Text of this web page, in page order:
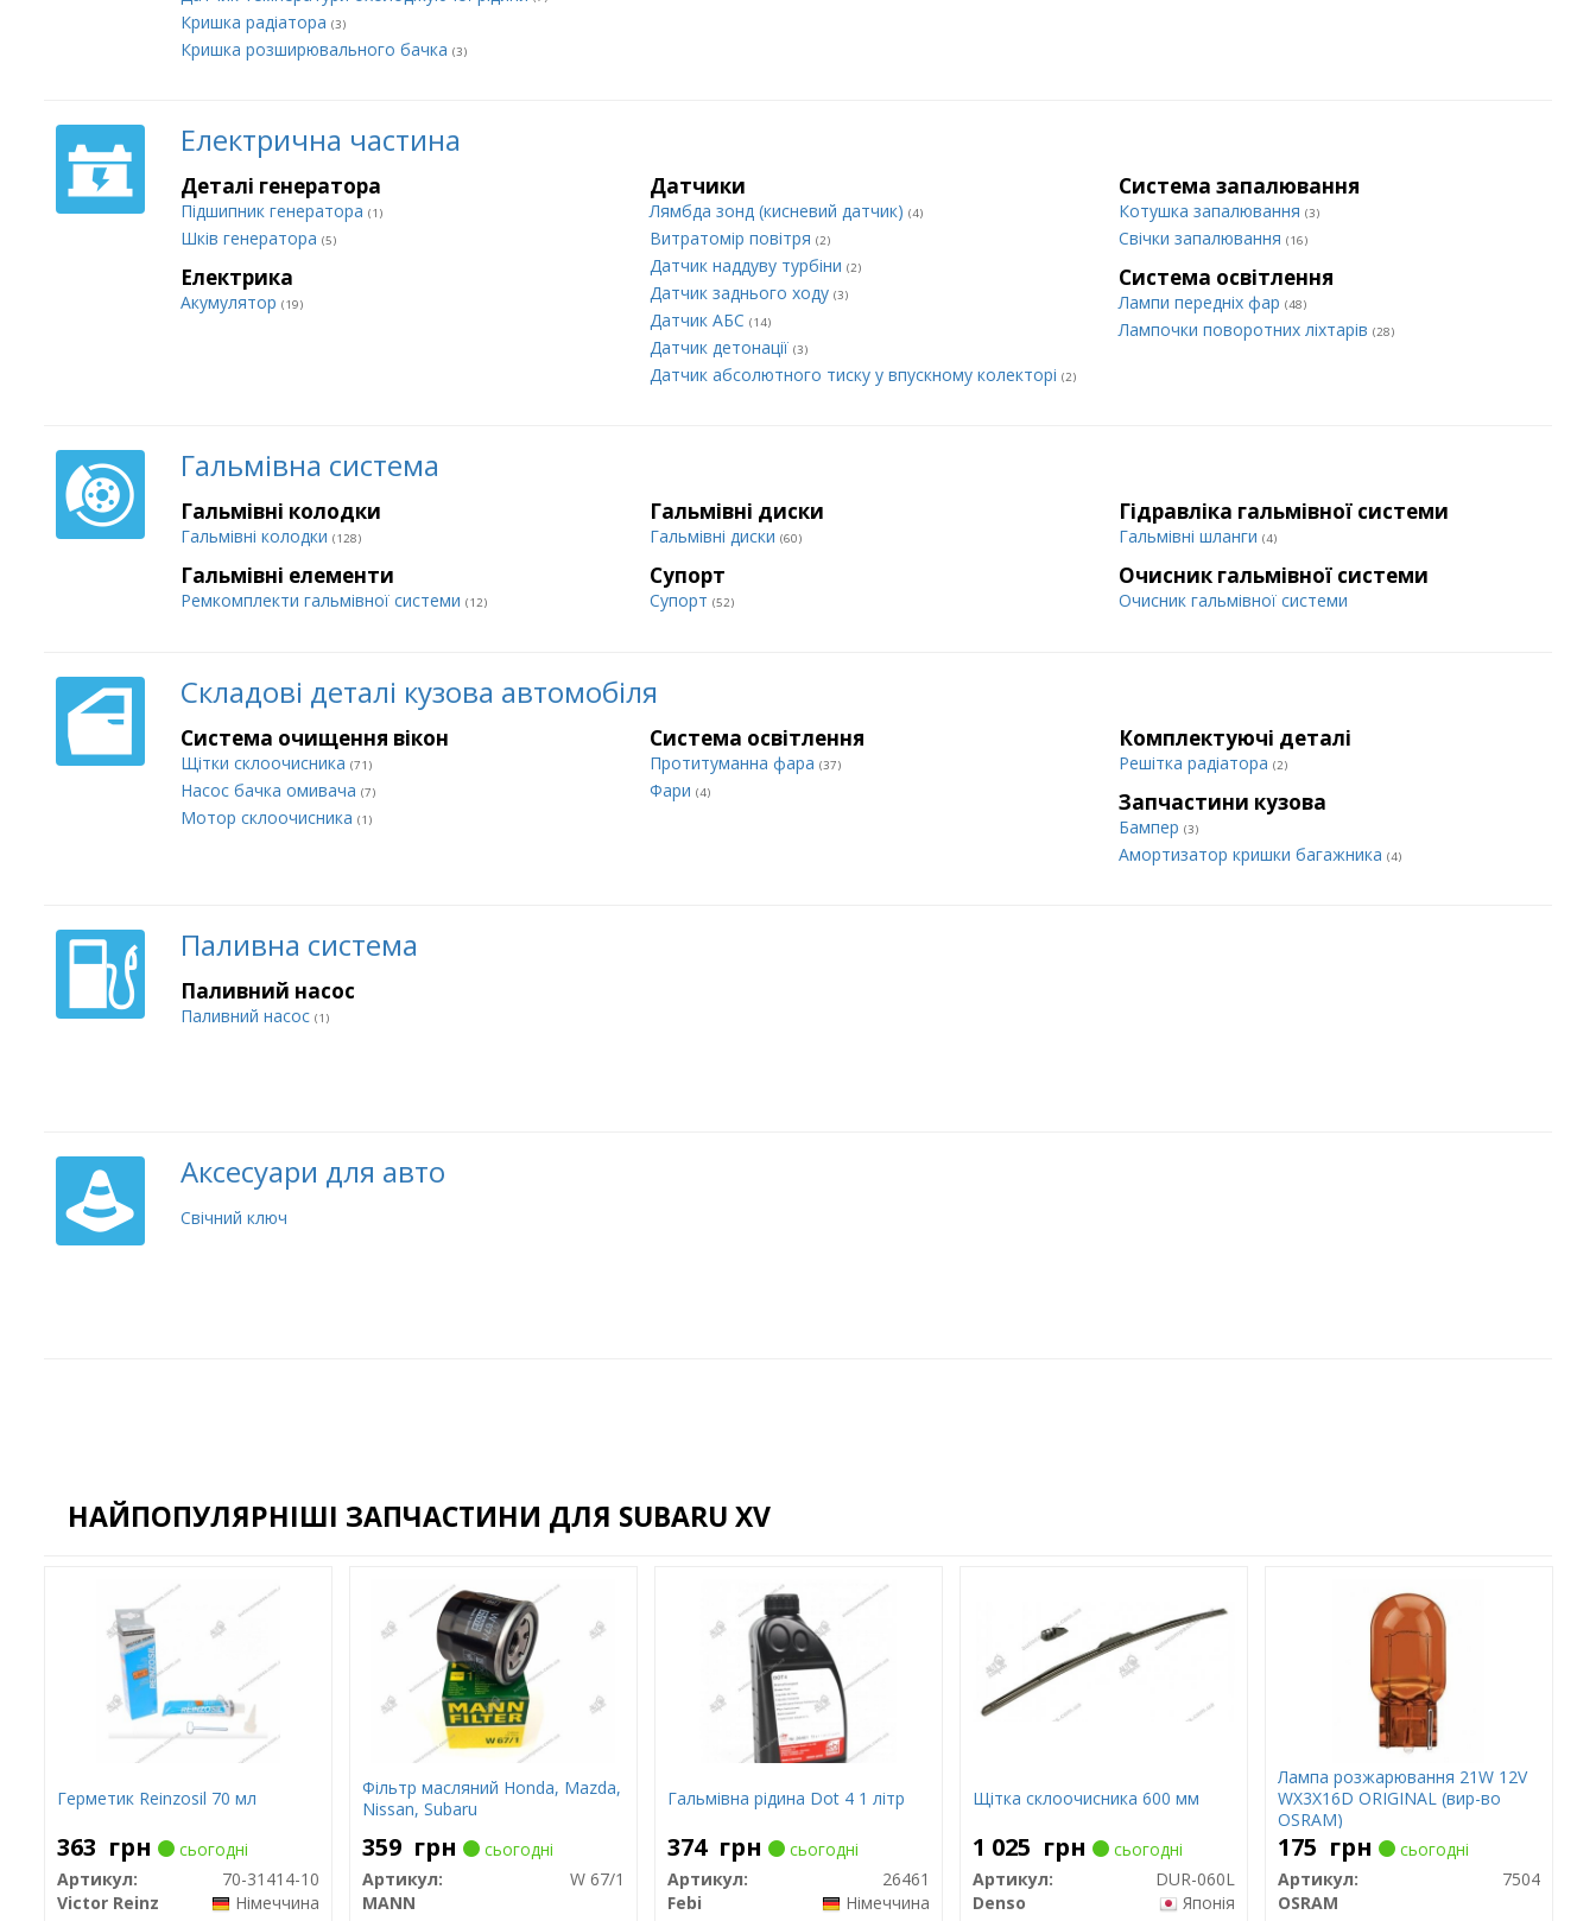
Кришка радіатора (3)
Кришка розширювального бачка (3)
Електрична частина
Деталі генератора
Підшипник генератора (1)
Шків генератора (5)
Датчики
Лямбда зонд (кисневий датчик) (4)
Витратомір повітря (2)
Датчик наддуву турбіни (2)
Датчик заднього ходу (3)
Датчик АБС (14)
Датчик детонації (3)
Датчик абсолютного тиску у впускному колекторі (2)
Система запалювання
Котушка запалювання (3)
Свічки запалювання (16)
Електрика
Акумулятор (19)
Система освітлення
Лампи передніх фар (48)
Лампочки поворотних ліхтарів (28)
Гальмівна система
Гальмівні колодки
Гальмівні колодки (128)
Гальмівні диски
Гальмівні диски (60)
Гідравліка гальмівної системи
Гальмівні шланги (4)
Гальмівні елементи
Ремкомплекти гальмівної системи (12)
Супорт
Супорт (52)
Очисник гальмівної системи
Очисник гальмівної системи
Складові деталі кузова автомобіля
Система очищення вікон
Щітки склоочисника (71)
Насос бачка омивача (7)
Мотор склоочисника (1)
Система освітлення
Протитуманна фара (37)
Фари (4)
Комплектуючі деталі
Решітка радіатора (2)
Запчастини кузова
Бампер (3)
Амортизатор кришки багажника (4)
Паливна система
Паливний насос
Паливний насос (1)
Аксесуари для авто
Свічний ключ
НАЙПОПУЛЯРНІШІ ЗАПЧАСТИНИ ДЛЯ SUBARU XV
Герметик Reinzosil 70 мл
363 грн
сьогодні
Артикул:
70-31414-10
Victor Reinz
Німеччина
Фільтр масляний Honda, Mazda,
Nissan, Subaru
359 грн
сьогодні
Артикул:
W 67/1
MANN
Гальмівна рідина Dot 4 1 літр
374 грн
сьогодні
Артикул:
26461
Febi
Німеччина
Щітка склоочисника 600 мм
1 025 грн
сьогодні
Артикул:
DUR-060L
Denso
Японія
Лампа розжарювання 21W 12V
WX3X16D ORIGINAL (вир-во
OSRAM)
175 грн
сьогодні
Артикул:
7504
OSRAM